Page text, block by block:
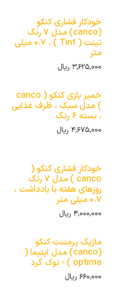
خودکار فشاری کنکو
(canco) مدل 7 رنگ
تینت ( Tint ) ، 0.7 میلی
متر
3,625,000ریال
خمیر بازی کنکو ( canco
) مدل سبک ، ظرف غذایی
، بسته 6 رنگ
4,675,000ریال
خودکار فشاری کنکو (
canco ) مدل 7 رنگ
روزهای هفته با یادداشت ،
0.7 میلی متر
4,000,000ریال
ماژیک پرمننت کنکو
(canco) مدل اپتیما (
optima ) - نوک گرد
660,000ریال